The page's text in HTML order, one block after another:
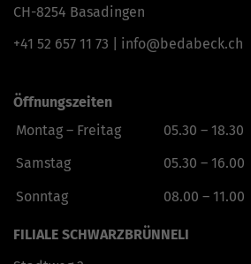
CH-8254 Basadingen
+41 52 657 11 73
info@bedabeck.ch
Öffnungszeiten
Montag – Freitag
05.30 – 18.30
Samstag
05.30 – 16.00
Sonntag
08.00 – 11.00
FILIALE SCHWARZBRÜNNELI